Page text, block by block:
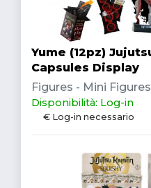
Yume (12pz)
Capsules Display
Figures - Mini
Disponibilità: Log-in
€ Log-in necessario